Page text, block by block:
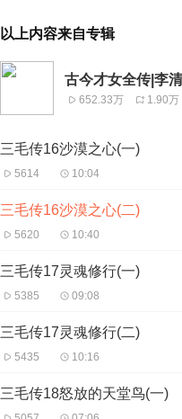
以上内容来自专辑
古今才女全传|李
652.33万 1.90万
三毛传16沙漠之心(一)
5614 10:04
三毛传16沙漠之心(二)
5620 10:40
三毛传17灵魂修行(一)
5385 09:08
三毛传17灵魂修行(二)
5435 10:16
三毛传18怒放的天堂鸟(一)